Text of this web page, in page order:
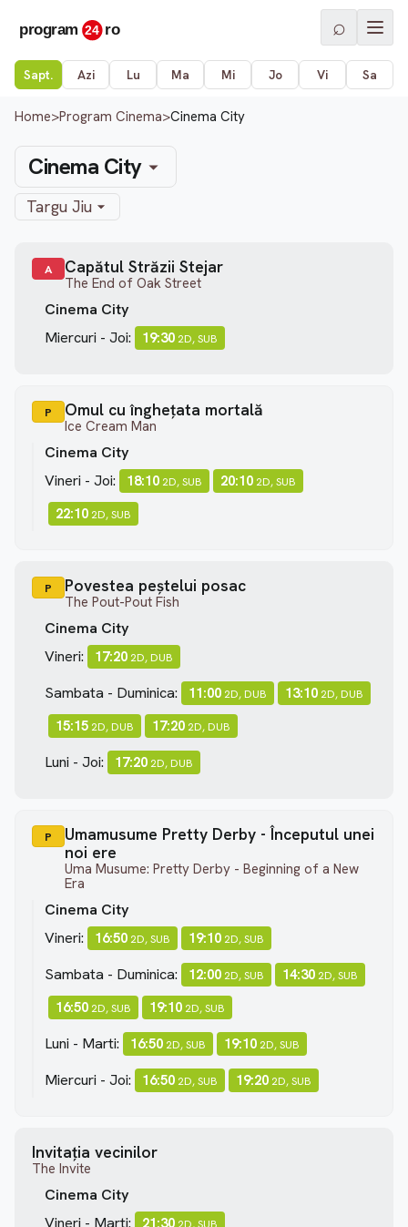
⌕
Sapt. Azi Lu Ma Mi Jo Vi Sa
Home>Program Cinema>Cinema City
Cinema City
Targu Jiu
A Capătul Străzii Stejar
The End of Oak Street
Cinema City
Miercuri - Joi:
19:30 2D, SUB
P Omul cu înghețata mortală
Ice Cream Man
Cinema City
Vineri - Joi:
18:10 2D, SUB 20:10 2D, SUB
22:10 2D, SUB
P Povestea peștelui posac
The Pout-Pout Fish
Cinema City
Vineri:
17:20 2D, DUB
Sambata - Duminica: 11:00 2D, DUB 13:10 2D, DUB
15:15 2D, DUB 17:20 2D, DUB
Luni - Joi: 17:20 2D, DUB
P
Umamusume Pretty Derby - Începutul unei
noi ere
Uma Musume: Pretty Derby - Beginning of a New
Era
Cinema City
Vineri:
16:50 2D, SUB 19:10 2D, SUB
Sambata - Duminica: 12:00 2D, SUB 14:30 2D, SUB
16:50 2D, SUB 19:10 2D, SUB
Luni - Marti: 16:50 2D, SUB 19:10 2D, SUB
Miercuri - Joi: 16:50 2D, SUB 19:20 2D, SUB
Invitația vecinilor
The Invite
Cinema City
Vineri - Marti:
21:30 2D, SUB